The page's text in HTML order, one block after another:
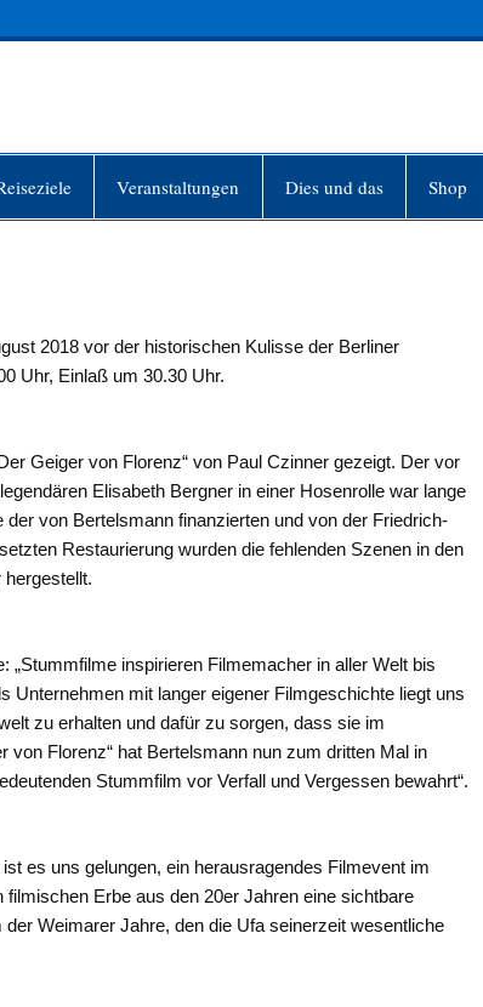
Veranstaltungen Dies und das Shop
2018 vor der historischen Kulisse der Berliner
Uhr, Einlaß um 30.30 Uhr.
Geiger von Florenz“ von Paul Czinner gezeigt. Der vor
Elisabeth Bergner in einer Hosenrolle war lange
von Bertelsmann finanzierten und von der Friedrich-
Restaurierung wurden die fehlenden Szenen in den
inspirieren Filmemacher in aller Welt bis
Unternehmen mit langer eigener Filmgeschichte liegt uns
zu erhalten und dafür zu sorgen, dass sie im
Florenz“ hat Bertelsmann nun zum dritten Mal in
Stummfilm vor Verfall und Vergessen bewahrt“.
es uns gelungen, ein herausragendes Filmevent im
Erbe aus den 20er Jahren eine sichtbare
Weimarer Jahre, den die Ufa seinerzeit wesentliche